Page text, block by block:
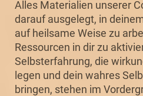
Alles Materialien unserer
darauf ausgelegt, in
auf heilsame Weise zu
Ressourcen in dir zu
Selbsterfahrung, die
legen und dein wahres
bringen, stehen im